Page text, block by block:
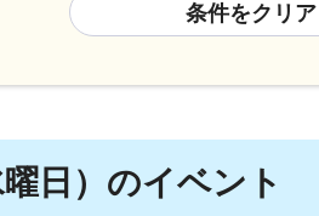
条件をクリア
日）のイベント